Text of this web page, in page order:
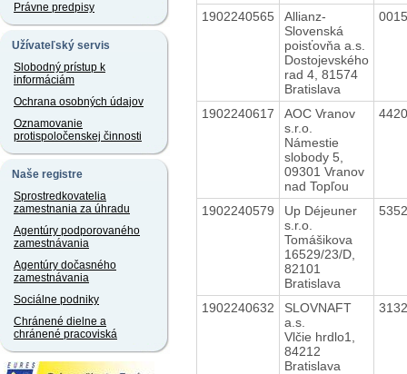
Právne predpisy
Užívateľský servis
Slobodný prístup k
informáciám
Ochrana osobných údajov
Oznamovanie
protispoločenskej činnosti
Naše registre
Sprostredkovatelia
zamestnania za úhradu
Agentúry podporovaného
zamestnávania
Agentúry dočasného
zamestnávania
Sociálne podniky
Chránené dielne a
chránené pracoviská
1902240565
Allianz-
Slovenská
poisťovňa a.s.
Dostojevského
rad 4, 81574
Bratislava
1902240617
AOC Vranov
s.r.o.
Námestie
slobody 5,
09301 Vranov
nad Topľou
1902240579
Up Déjeuner
s.r.o.
Tomášikova
16529/23/D,
82101
Bratislava
1902240632
SLOVNAFT
a.s.
Vlčie hrdlo1,
84212
Bratislava